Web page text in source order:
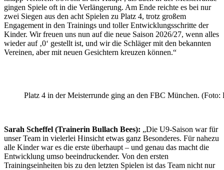
gingen Spiele oft in die Verlängerung. Am Ende reichte es bei nur
zwei Siegen aus den acht Spielen zu Platz 4, trotz großem
Engagement in den Trainings und toller Entwicklungsschritte der
Kinder. Wir freuen uns nun auf die neue Saison 2026/27, wenn alles
wieder auf ‚0‘ gestellt ist, und wir die Schläger mit den bekannten
Vereinen, aber mit neuen Gesichtern kreuzen können.“
Platz 4 in der Meisterrunde ging an den FBC München. (Foto:
Sarah Scheffel (Trainerin Bullach Bees): „Die U9-Saison war für
unser Team in vielerlei Hinsicht etwas ganz Besonderes. Für nahezu
alle Kinder war es die erste überhaupt – und genau das macht die
Entwicklung umso beeindruckender. Von den ersten
Trainingseinheiten bis zu den letzten Spielen ist das Team nicht nur